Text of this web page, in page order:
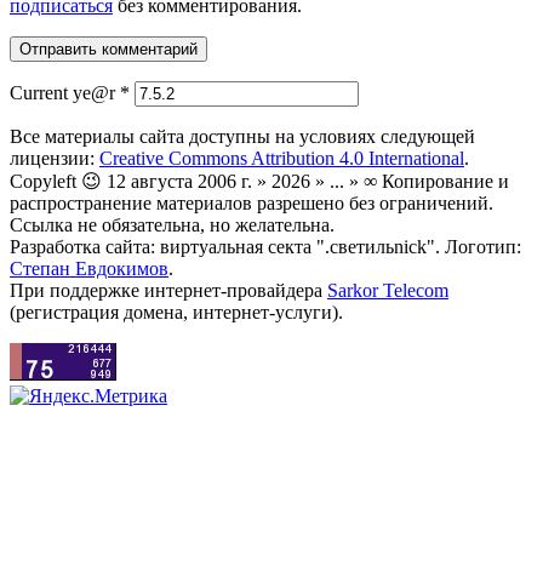
подписаться без комментирования.
Current ye@r *
Все материалы сайта доступны на условиях следующей
лицензии: Creative Commons Attribution 4.0 International.
Copyleft 😉 12 августа 2006 г. » 2026 » ... » ∞ Копирование и
распространение материалов разрешено без ограничений.
Ссылка не обязательна, но желательна.
Разработка сайта: виртуальная секта ".светильnick". Логотип:
Степан Евдокимов.
При поддержке интернет-провайдера Sarkor Telecom
(регистрация домена, интернет-услуги).